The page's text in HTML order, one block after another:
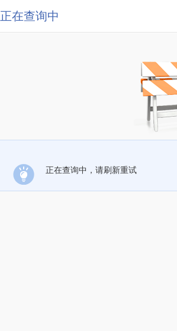
正在查询中
正在查询中，请刷新重试